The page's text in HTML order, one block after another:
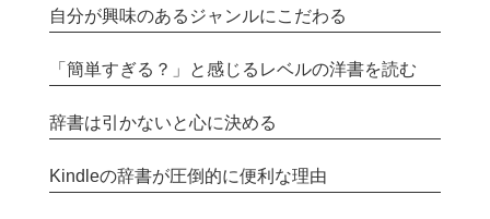
自分が興味のあるジャンルにこだわる
「簡単すぎる？」と感じるレベルの洋書を読む
辞書は引かないと心に決める
Kindleの辞書が圧倒的に便利な理由